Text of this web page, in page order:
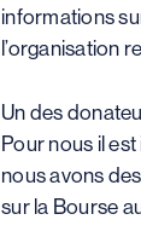
informations
l’organisation
Un des
Pour nous il
nous avons
sur la Bourse